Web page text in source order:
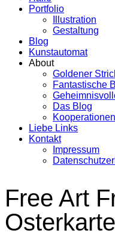
Portfolio
Illustration
Gestaltung
Blog
Kunstautomat
About
Goldener
Fantastische
Das Blog
Kooperationen
Liebe Links
Kontakt
Impressum
Free Art
Osterkarte